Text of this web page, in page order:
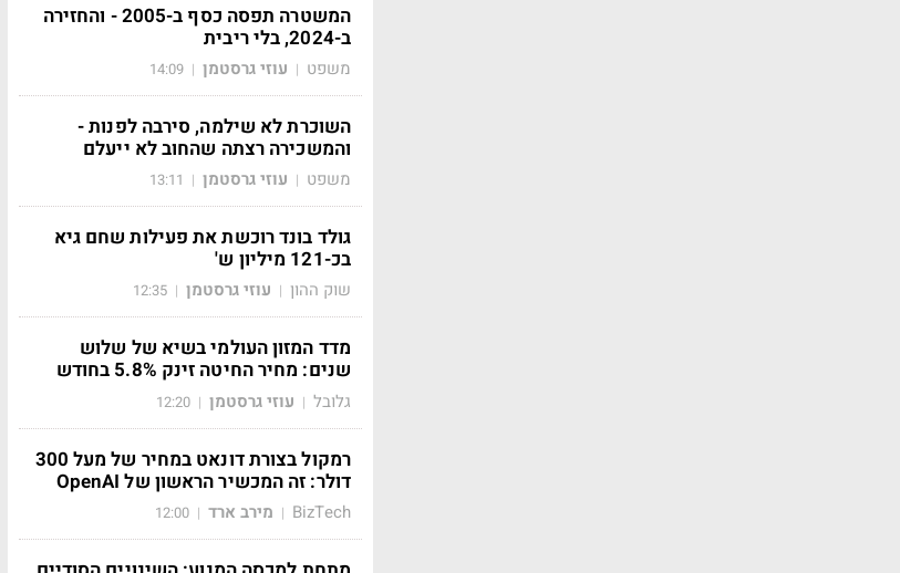
המשטרה תפסה כסף ב-2005 - והחזירה
ב-2024, בלי ריבית
משפט | עוזי גרסטמן |
14:09
השוכרת לא שילמה, סירבה לפנות -
והמשכירה רצתה שהחוב לא ייעלם
משפט | עוזי גרסטמן |
13:11
גולד בונד רוכשת את פעילות שחם גיא
בכ-121 מיליון ש'
שוק ההון | עוזי גרסטמן |
12:35
מדד המזון העולמי בשיא של שלוש
שנים: מחיר החיטה זינק 5.8% בחודש
גלובל | עוזי גרסטמן |
12:20
רמקול בצורת דונאט במחיר של מעל 300
דולר: זה המכשיר הראשון של OpenAI
BizTech
| מירב ארד |
12:00